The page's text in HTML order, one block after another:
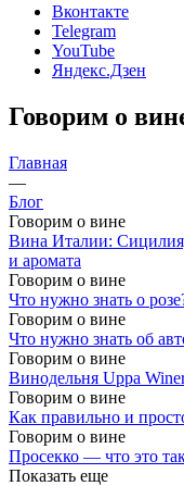
Вконтакте
Telegram
YouTube
Яндекс.Дзен
Говорим о
Главная
—
Блог
Говорим о вине
Вина Италии:
и аромата
Говорим о вине
Что нужно знать о
Говорим о вине
Что нужно знать об
Говорим о вине
Винодельня Uppa
Говорим о вине
Как правильно и
Говорим о вине
Просекко — что это
Показать еще